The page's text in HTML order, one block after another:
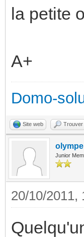
la petite
A+
Domo-
Site web Trouver
olympe
Junior
20/10/2011,